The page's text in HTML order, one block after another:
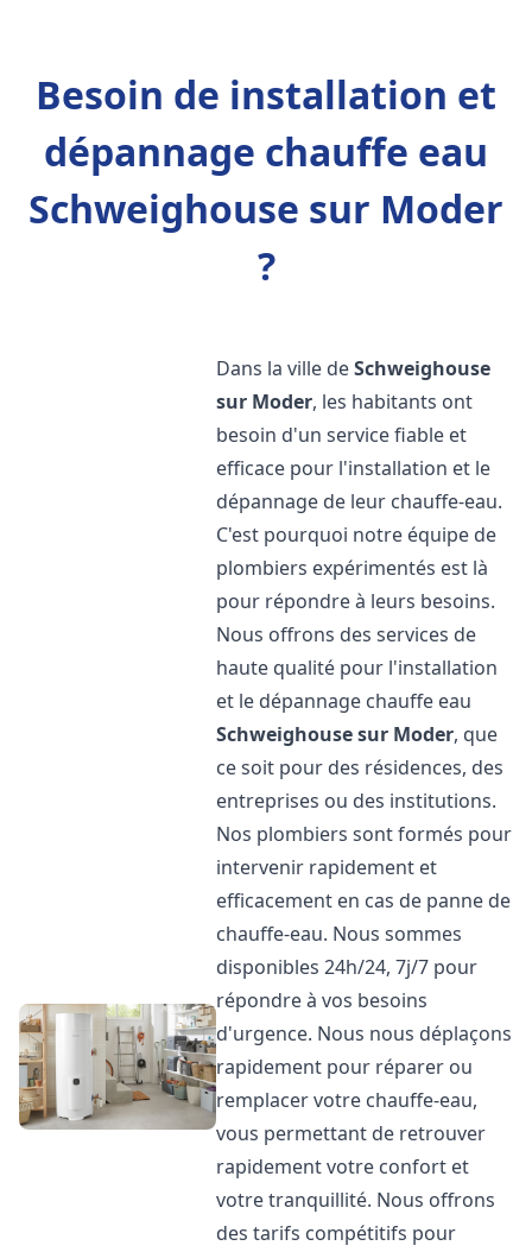
Besoin de installation et
dépannage chauffe eau
Schweighouse sur Moder
?
Dans la ville deSchweighouse
sur Moder, les habitants ont
besoin d'un service fiable et
efficace pour l'installation et le
dépannage de leur chauffe-eau.
C'est pourquoi notre équipe de
plombiers expérimentés est là
pour répondre à leurs besoins.
Nous offrons des services de
haute qualité pour l'installation
et le dépannage chauffe eau
Schweighouse sur Moder, que
ce soit pour des résidences, des
entreprises ou des institutions.
Nos plombiers sont formés pour
intervenir rapidement et
efficacement en cas de panne de
chauffe-eau. Nous sommes
disponibles 24h/24, 7j/7 pour
répondre à vos besoins
d'urgence. Nous nous déplaçons
rapidement pour réparer ou
remplacer votre chauffe-eau,
vous permettant de retrouver
rapidement votre confort et
votre tranquillité. Nous offrons
des tarifs compétitifs pour